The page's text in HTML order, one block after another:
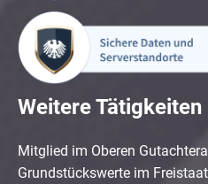
Weitere Tätigkeiten
Mitglied im Oberen
Grundstückswerte im